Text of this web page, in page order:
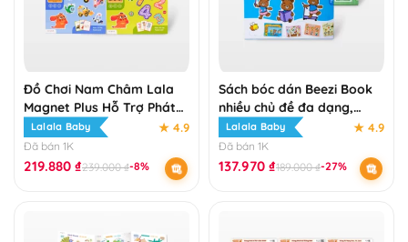
Đồ Chơi Nam Châm Lala
Magnet Plus Hỗ Trợ Phát
Triển Khả Năng Tư Duy
Cho Bé Lalala Baby
Lalala Baby ★ 4.9
Đã bán 1K
219.880 ₫239.000₫-8%
Sách bóc dán Beezi Book
nhiều chủ đề đa dạng,
song ngữ Anh Việt
Lalala Baby ★ 4.9
Đã bán 1K
137.970 ₫189.000₫-27%